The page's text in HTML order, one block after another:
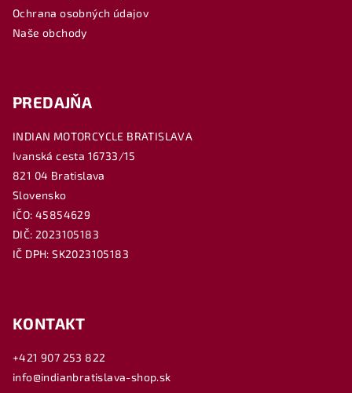
Ochrana osobných údajov
Naše obchody
PREDAJŇA
INDIAN MOTORCYCLE BRATISLAVA
Ivanská cesta 16733/15
821 04 Bratislava
Slovensko
IČO: 45854629
DIČ: 2023105183
IČ DPH: SK2023105183
KONTAKT
+421 907 253 822
info@indianbratislava-shop.sk